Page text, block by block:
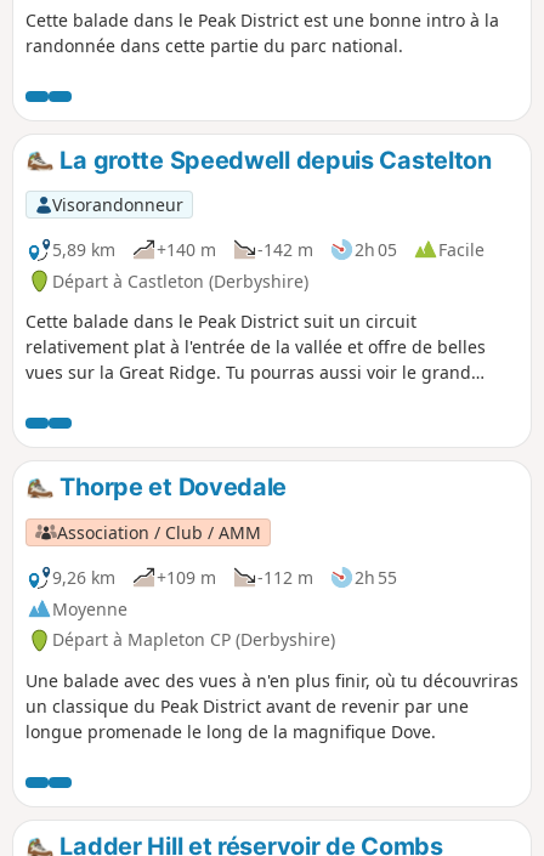
Cette balade dans le Peak District est une bonne intro à la
randonnée dans cette partie du parc national.
La grotte Speedwell depuis Castelton
Visorandonneur
5,89 km
+140 m -142 m 2h 05
Facile
Départ à Castleton (Derbyshire)
Cette balade dans le Peak District suit un circuit
relativement plat à l'entrée de la vallée et offre de belles
vues sur la Great Ridge. Tu pourras aussi voir le grand
Thorpe et Dovedale
Association / Club / AMM
9,26 km
+109 m -112 m
2h 55
Moyenne
Départ à Mapleton CP (Derbyshire)
Une balade avec des vues à n'en plus finir, où tu découvriras
un classique du Peak District avant de revenir par une
longue promenade le long de la magnifique Dove.
Ladder Hill et réservoir de Combs